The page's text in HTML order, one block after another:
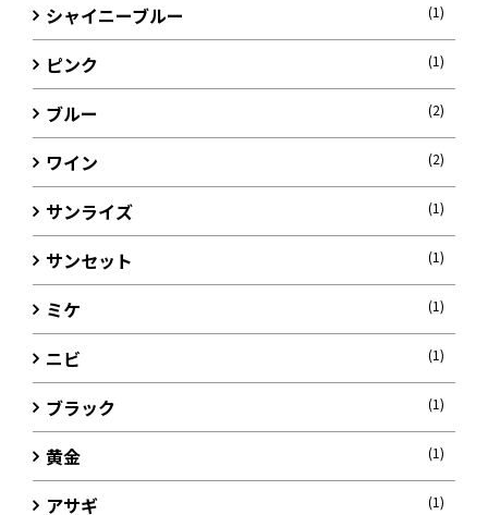
シャイニーブルー (1)
ピンク (1)
ブルー (2)
ワイン (2)
サンライズ (1)
サンセット (1)
ミケ (1)
ニビ (1)
ブラック (1)
黄金 (1)
アサギ (1)